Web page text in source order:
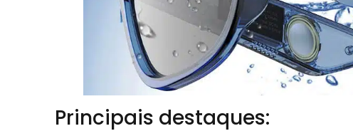
Principais destaques: